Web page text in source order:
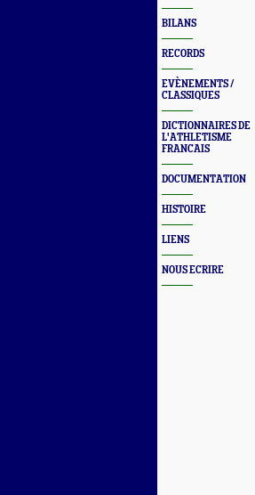
BILANS
RECORDS
EVÈNEMENTS /
CLASSIQUES
DICTIONNAIRES DE
L'ATHLETISME
FRANCAIS
DOCUMENTATION
HISTOIRE
LIENS
NOUS ECRIRE